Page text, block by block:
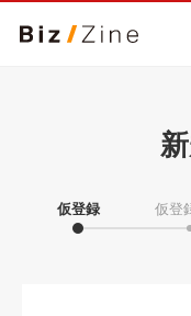
仮登録 仮登